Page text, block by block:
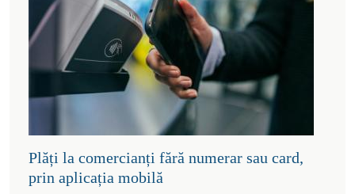
Plăți la comercianți fără numerar sau card,
prin aplicația mobilă